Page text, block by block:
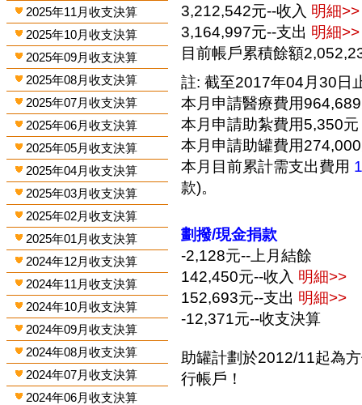
2025年11月收支決算
2025年10月收支決算
2025年09月收支決算
2025年08月收支決算
2025年07月收支決算
2025年06月收支決算
2025年05月收支決算
2025年04月收支決算
2025年03月收支決算
2025年02月收支決算
2025年01月收支決算
2024年12月收支決算
2024年11月收支決算
2024年10月收支決算
2024年09月收支決算
2024年08月收支決算
2024年07月收支決算
2024年06月收支決算
3,212,542元--收入 明細>>
3,164,997元--支出 明細>>
目前帳戶累積餘額
註: 截至2017年04月30日
本月申請醫療費用
本月申請助紮費用5,350元
本月申請助罐費用
本月目前累計需支出費用
款)。
劃撥/現金捐款
-2,128元--上月結餘
142,450元--收入 明細>>
152,693元--支出 明細>>
-12,371元--收支決算
助罐計劃於2012/11起為
行帳戶！